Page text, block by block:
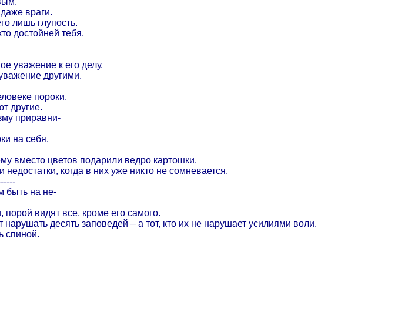
враги.
лишь глупость.
достойней тебя.
уважение к его делу.
другими.
пороки.
другие.
приравни-
на себя.
вместо цветов подарили ведро картошки.
когда в них уже никто не сомневается.
быть на не-
порой видят все, кроме его самого.
десять заповедей – а тот, кто их не нарушает усилиями воли.
спиной.